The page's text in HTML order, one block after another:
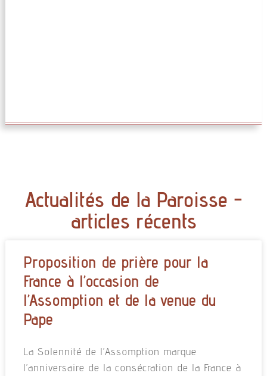
Actualités de la Paroisse -
articles récents
Proposition de prière pour la
France à l’occasion de
l’Assomption et de la venue du
Pape
La Solennité de l’Assomption marque
l’anniversaire de la consécration de la France à